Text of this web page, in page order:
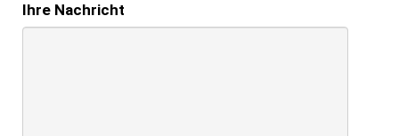
Ihre Nachricht